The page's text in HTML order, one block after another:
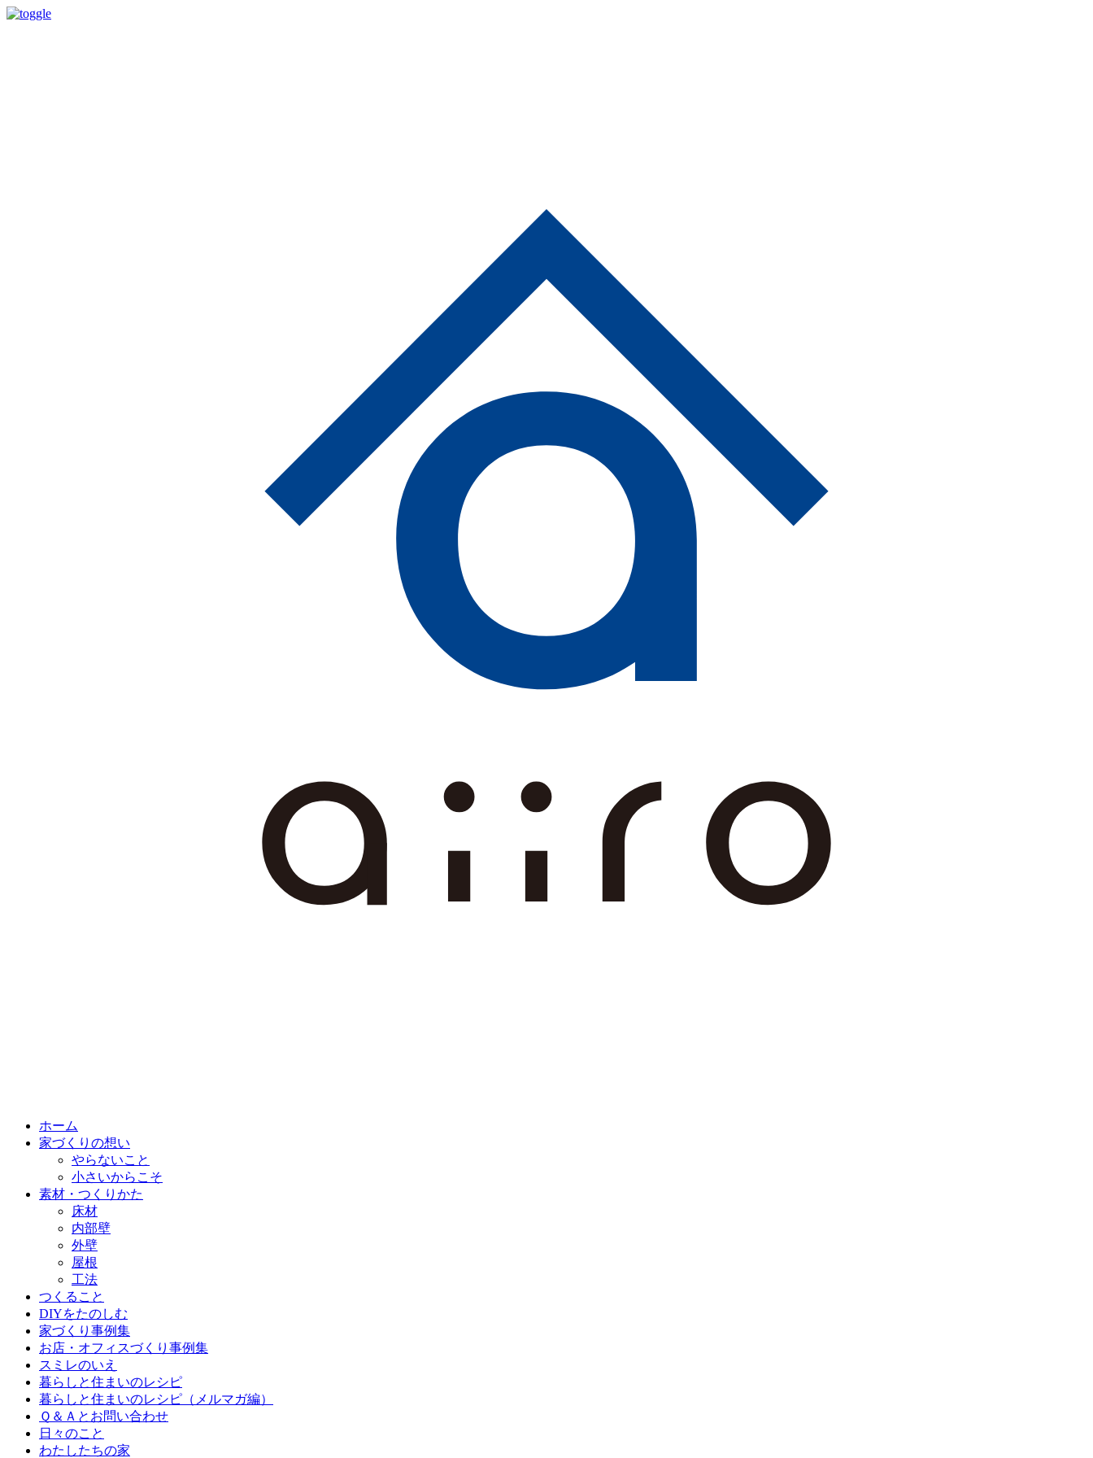
ホーム
家づくりの想い
やらないこと
小さいからこそ
素材・つくりかた
床材
内部壁
外壁
屋根
工法
つくること
DIYをたのしむ
家づくり事例集
お店・オフィスづくり事例集
スミレのいえ
暮らしと住まいのレシピ
暮らしと住まいのレシピ（メルマガ編）
Ｑ＆Ａとお問い合わせ
日々のこと
わたしたちの家